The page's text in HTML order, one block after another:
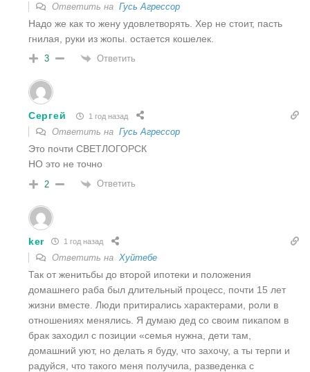
Ответить на Гусь Агрессор
Надо же как то жену удовлетворять. Хер не стоит, пасть
гнилая, руки из жопы. остается кошелек.
3 Ответить
Сергей 1 год назад
Ответить на Гусь Агрессор
Это почти СВЕТЛОГОРСК
НО это не точно
2 Ответить
ker 1 год назад
Ответить на Хуйтебе
Так от женитьбы до второй ипотеки и положения
домашнего раба был длительный процесс, почти 15 лет
жизни вместе. Люди притирались характерами, роли в
отношениях менялись. Я думаю дед со своим пикапом в
брак заходил с позиции «семья нужна, дети там,
домашний уют, но делать я буду, что захочу, а ты терпи и
радуйся, что такого меня получила, разведенка с